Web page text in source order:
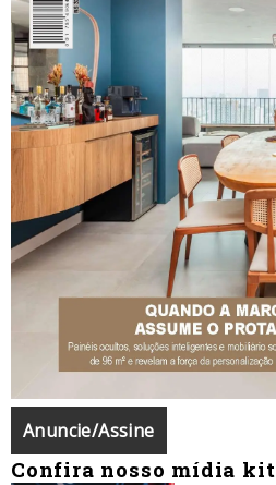
Anuncie/Assine
Confira nosso mídia kit